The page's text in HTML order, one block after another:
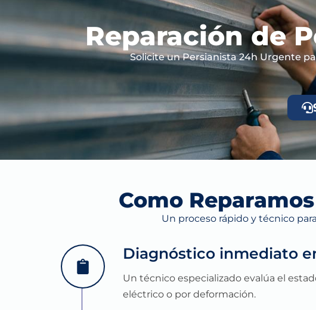
Reparación de
Solicite un Persianista 24h Urgente
Como
Un proceso rápido y técnico
Diagnóstico inmediato
Un técnico especializado evalúa el
eléctrico o por deformación.